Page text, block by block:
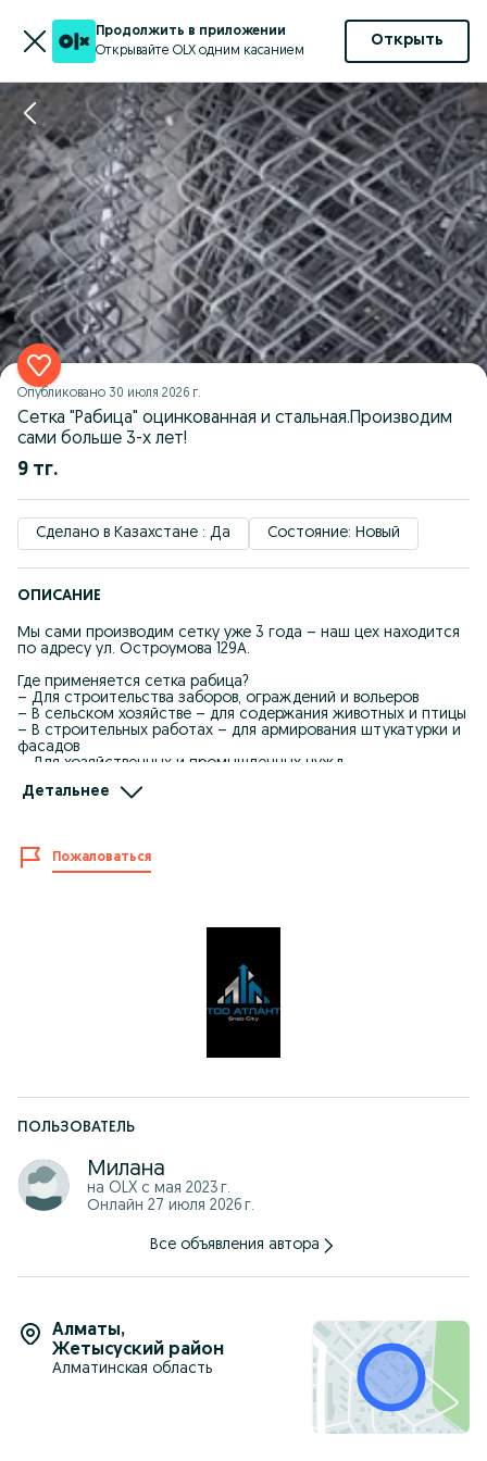
Продолжить в приложении
Открывайте OLX одним касанием
Открыть
Опубликовано 30 июля 2026 г.
Сетка "Рабица" оцинкованная и стальная.Производим
сами больше 3-х лет!
9 тг.
Сделано в Казахстане : Да Состояние: Новый
ОПИСАНИЕ
Мы сами производим сетку уже 3 года – наш цех находится
по адресу ул. Остроумова 129А.
Где применяется сетка рабица?
– Для строительства заборов, ограждений и вольеров
– В сельском хозяйстве – для содержания животных и птицы
– В строительных работах – для армирования штукатурки и
фасадов
– Для хозяйственных и промышленных нужд
Что есть в наличии:
– Высота рулонов 1,5 м и 2 м
– Варианты покрытия – оцинкованная и черная
С нами выгодно, потому что:
– Быстрая доставка – по всему Казахстану
– Оптовые и розничные поставки – под любые объемы
Адрес склада: г. Алматы, проспект Рыскулова 94А
Звоните или пишите – помогу подобрать нужный вариант!
Детальнее
Пожаловаться
ПОЛЬЗОВАТЕЛЬ
Милана
на OLX с мая 2023 г.
Онлайн 27 июля 2026 г.
Все объявления автора
Алматы,
Жетысуский район
Алматинская область